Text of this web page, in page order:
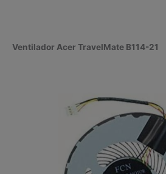
Ventilador Acer TravelMate B114-21